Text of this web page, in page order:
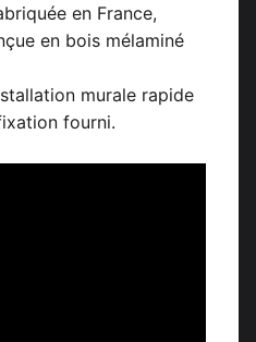
en France,
en bois mélaminé
murale rapide
fourni.